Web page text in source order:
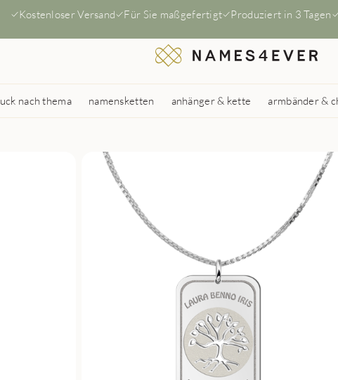
Kostenloser Versand Für Sie maßgefertigt Produziert in 3 Tagen
nach thema namensketten anhänger & kette armbänder &